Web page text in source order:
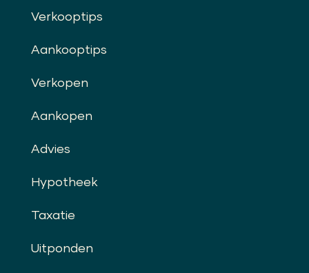
Verkooptips
Aankooptips
Verkopen
Aankopen
Advies
Hypotheek
Taxatie
Uitponden